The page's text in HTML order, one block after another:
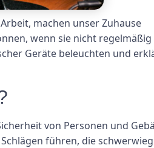
machen unser Zuhause
wenn sie nicht regelmäßig
Geräte beleuchten und
von Personen und
führen, die